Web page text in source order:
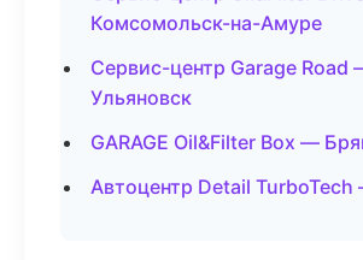
Комсомольск-на-Амуре
Сервис-центр Garage Road
Ульяновск
GARAGE Oil&Filter Box —
Автоцентр Detail